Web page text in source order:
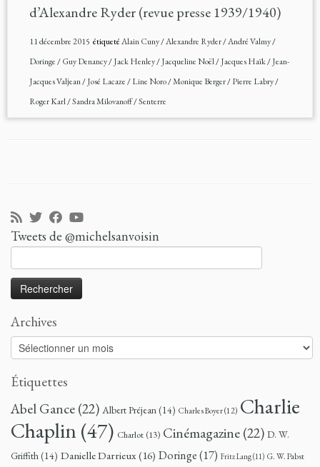
d’Alexandre Ryder (revue presse 1939/1940)
11 décembre 2015 étiquetéAlain Cuny/Alexandre Ryder/André Valmy/
Doringe/Guy Denancy/Jack Henley/Jacqueline Noël/Jacques Haïk/Jean-
Jacques Valjean/José Lacaze/Line Noro/Monique Berger/Pierre Labry/
Roger Karl/Sandra Milovanoff/Senterre
Tweets de @michelsanvoisin
Archives
Archives
Étiquettes
Abel Gance(22) Albert Préjean(14) Charles Boyer(12) Charlie
Chaplin(47) Charlot (13) Cinémagazine(22) D. W.
Griffith(14) Danielle Darrieux(16) Doringe(17) Fritz Lang(11) G. W. Pabst